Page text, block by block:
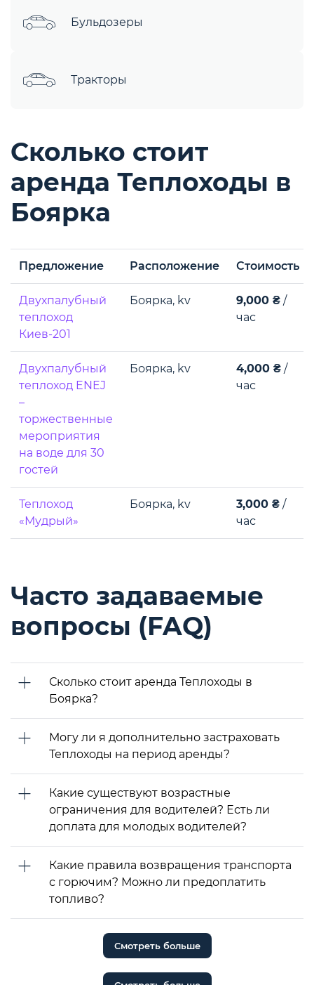
Бульдозеры
Тракторы
Сколько стоит
аренда Теплоходы в
Боярка
Предложение Расположение Стоимость
Двухпалубный
теплоход
Киев-201
Боярка, kv 9,000 ₴ /
час
Двухпалубный
теплоход ENEJ
–
торжественные
мероприятия
на воде для 30
гостей
Боярка, kv 4,000 ₴ /
час
Теплоход
«Мудрый»
Боярка, kv 3,000 ₴ /
час
Часто задаваемые
вопросы (FAQ)
Сколько стоит аренда Теплоходы в
Боярка?
Могу ли я дополнительно застраховать
Теплоходы на период аренды?
Какие существуют возрастные
ограничения для водителей? Есть ли
доплата для молодых водителей?
Какие правила возвращения транспорта
с горючим? Можно ли предоплатить
топливо?
Смотреть больше